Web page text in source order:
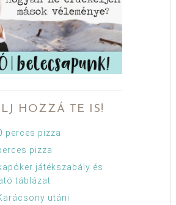
HOZZÁ TE IS!
perces pizza
pizza
játékszabály és
táblázat
utáni